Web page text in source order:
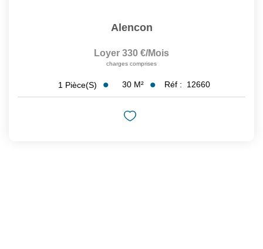
Alencon
Loyer 330 €/mois
charges comprises
1 Pièce(s) 30 M² Réf : 12660